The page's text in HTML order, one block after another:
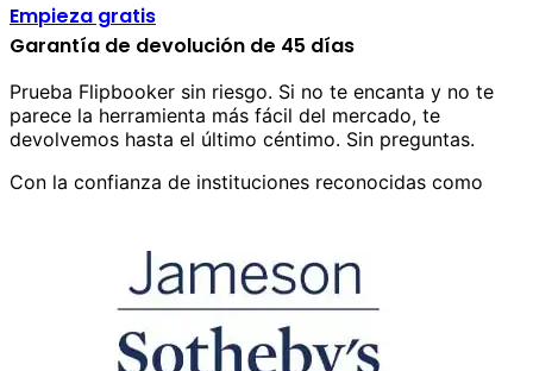
Empieza gratis
Garantía de devolución de 45 días
Prueba Flipbooker sin riesgo. Si no te encanta y no te
parece la herramienta más fácil del mercado, te
devolvemos hasta el último céntimo. Sin preguntas.
Con la confianza de instituciones reconocidas como